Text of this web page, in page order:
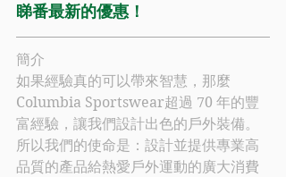
睇番最新的優惠！
簡介
如果經驗真的可以帶來智慧，那麼
Columbia Sportswear超過 70 年的豐
富經驗，讓我們設計出色的戶外裝備。
所以我們的使命是：設計並提供專業高
品質的產品給熱愛戶外運動的廣大消費